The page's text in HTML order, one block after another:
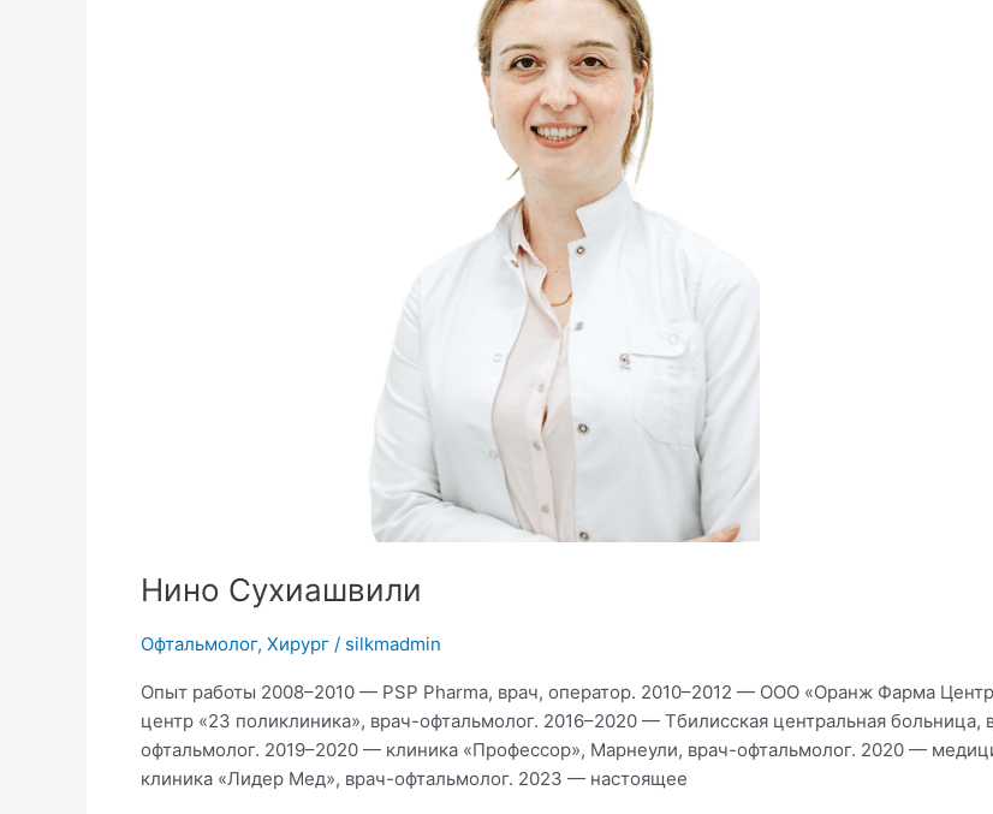
Нино Сухиашвили
Офтальмолог, Хирург / silkmadmin
Опыт работы 2008–2010 — PSP Pharma, врач, оператор. 2010–2012 — ООО «Оранж Фарма
центр «23 поликлиника», врач-офтальмолог. 2016–2020 — Тбилисская центральная
офтальмолог. 2019–2020 — клиника «Профессор», Марнеули, врач-офтальмолог. 2020 —
клиника «Лидер Мед», врач-офтальмолог. 2023 — настоящее